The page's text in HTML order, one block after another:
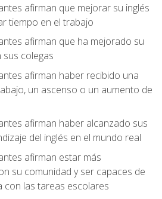
afirman que mejorar su inglés
tiempo en el trabajo
afirman que ha mejorado su
colegas
afirman haber recibido una
un ascenso o un aumento de
afirman haber alcanzado sus
del inglés en el mundo real
afirman estar más
su comunidad y ser capaces de
con las tareas escolares